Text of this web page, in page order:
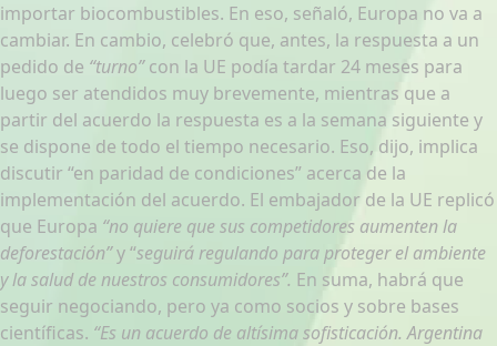
importar biocombustibles. En eso, señaló, Europa no va a
cambiar. En cambio, celebró que, antes, la respuesta a un
pedido de “turno”con la UE podía tardar 24 meses para
luego ser atendidos muy brevemente, mientras que a
partir del acuerdo la respuesta es a la semana siguiente y
se dispone de todo el tiempo necesario. Eso, dijo, implica
discutir “en paridad de condiciones” acerca de la
implementación del acuerdo. El embajador de la UE replicó
que Europa “no quiere que sus competidores aumenten la
deforestación”y “seguirá regulando para proteger el ambiente
y la salud de nuestros consumidores”. En suma, habrá que
seguir negociando, pero ya como socios y sobre bases
científicas. “Es un acuerdo de altísima sofisticación. Argentina